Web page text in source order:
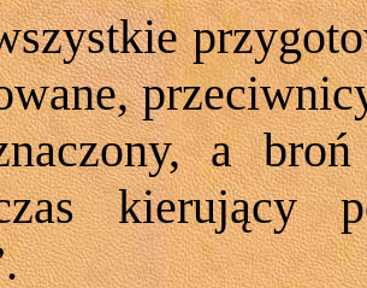
a
kierujący